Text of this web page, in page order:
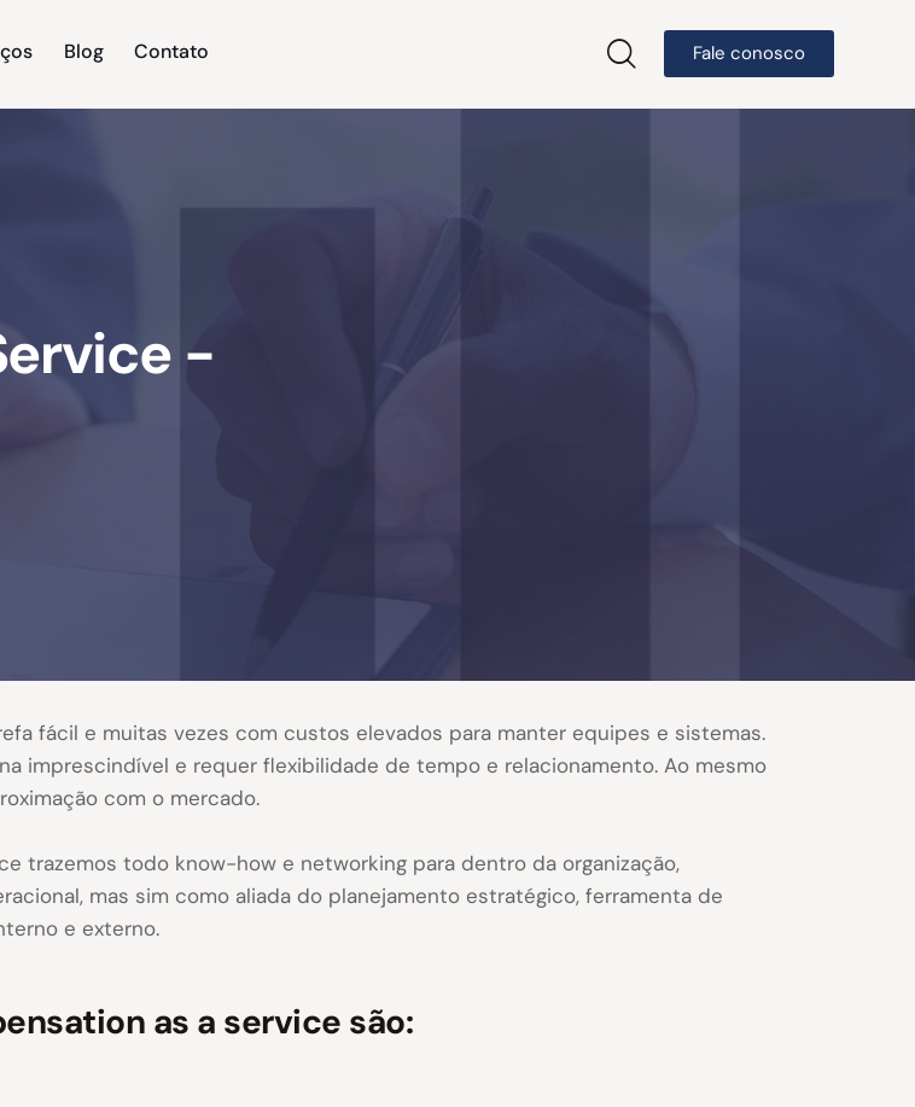
Blog Contato Fale conosco
-
fácil e muitas vezes com custos elevados para manter equipes e sistemas.
imprescindível e requer flexibilidade de tempo e relacionamento. Ao mesmo
com o mercado.
trazemos todo know-how e networking para dentro da organização,
mas sim como aliada do planejamento estratégico, ferramenta de
e externo.
as a service são: